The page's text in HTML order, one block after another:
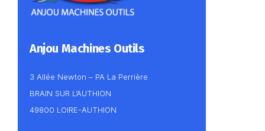
Anjou Machines Outils
3 Allée Newton – PA La Perrière
BRAIN SUR L’AUTHION
49800 LOIRE-AUTHION